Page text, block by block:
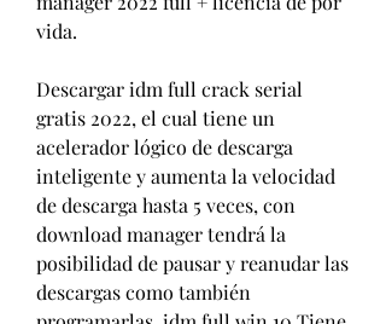
vida.
Descargar idm full crack serial
gratis 2022, el cual tiene un
acelerador lógico de descarga
inteligente y aumenta la velocidad
de descarga hasta 5 veces, con
download manager tendrá la
posibilidad de pausar y reanudar las
descargas como también